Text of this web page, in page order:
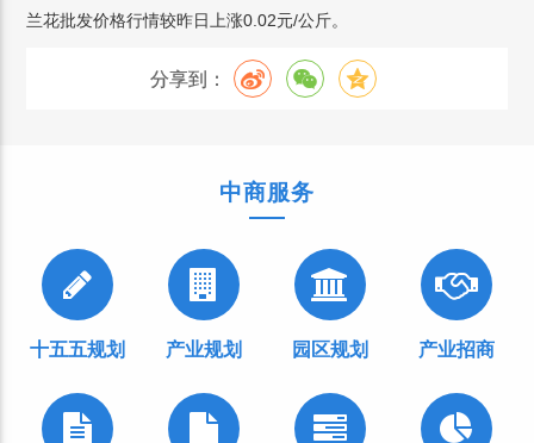
兰花批发价格行情较昨日上涨0.02元/公斤。
分享到：
中商服务
十五五规划 产业规划 园区规划 产业招商